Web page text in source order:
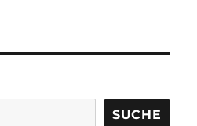
SUCHE